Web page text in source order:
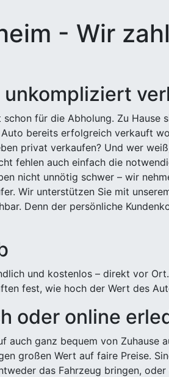
- Wir
für die Abholung. Zu Hause
bereits erfolgreich verkauft
privat verkaufen? Und wer
fehlen auch einfach die
nicht unnötig schwer – wir
Wir unterstützen Sie mit
Denn der persönliche
und kostenlos – direkt vor
fest, wie hoch der Wert des
oder online
ganz bequem von Zuhause
großen Wert auf faire Preise.
das Fahrzeug bringen,